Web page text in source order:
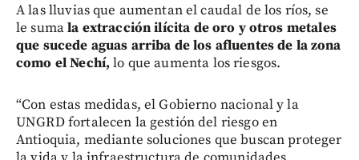
A las lluvias que aumentan el caudal de los ríos, se
le sumala extracción ilícita de oro y otros metales
que sucede aguas arriba de los afluentes de la zona
como el Nechí, lo que aumenta los riesgos.
“Con estas medidas, el Gobierno nacional y la
UNGRD fortalecen la gestión del riesgo en
Antioquia, mediante soluciones que buscan proteger